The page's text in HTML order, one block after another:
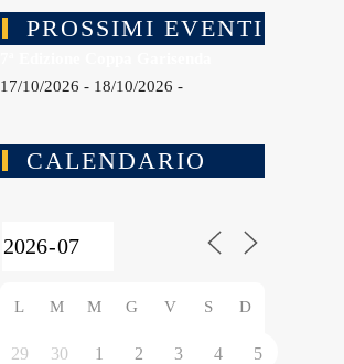
PROSSIMI EVENTI
17/10/2026 - 18/10/2026 -
CALENDARIO
L M M G V S D
29 30 1 2 3 4 5